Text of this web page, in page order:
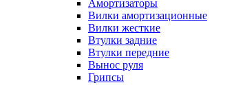
Амортизаторы
Вилки амортизационные
Вилки жесткие
Втулки задние
Втулки передние
Вынос руля
Грипсы